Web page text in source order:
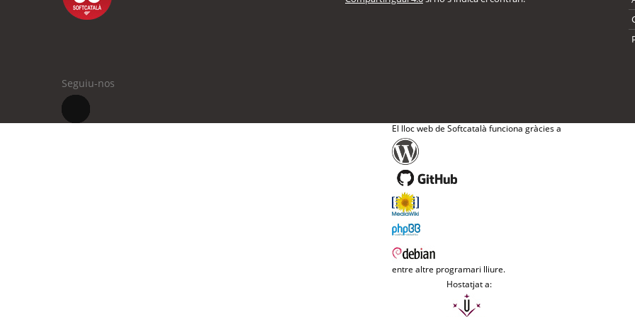
Seguiu-nos
El lloc web de Softcatalà funciona gràcies a
entre altre programari lliure.
Hostatjat a: